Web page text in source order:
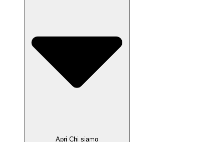
Apri Chi siamo